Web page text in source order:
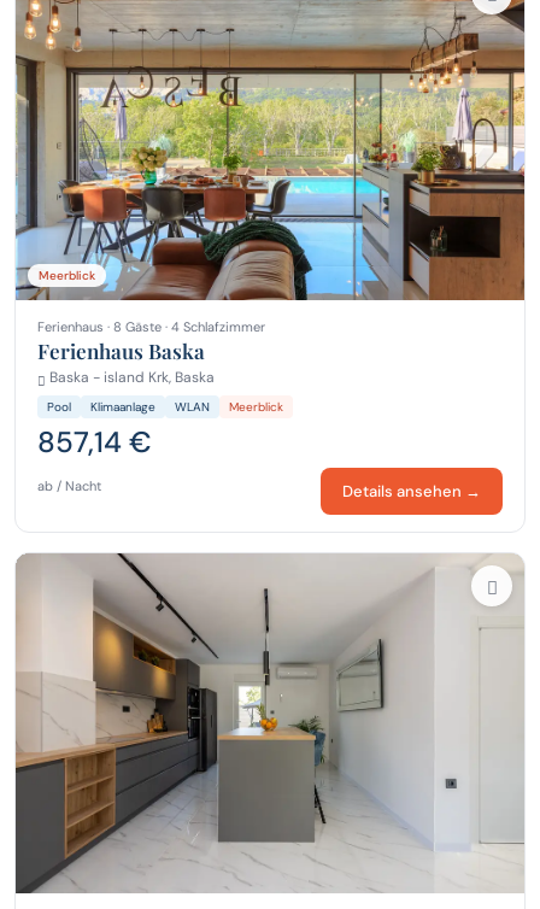
Meerblick
Ferienhaus · 8 Gäste · 4 Schlafzimmer
Ferienhaus Baska
Baska - island Krk, Baska
Pool Klimaanlage WLAN Meerblick
857,14 €
ab / Nacht Details ansehen →